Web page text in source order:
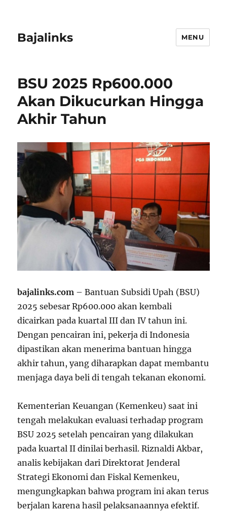
Bajalinks MENU
BSU 2025 Rp600.000
Akan Dikucurkan Hingga
Akhir Tahun
bajalinks.com – Bantuan Subsidi Upah (BSU)
2025 sebesar Rp600.000 akan kembali
dicairkan pada kuartal III dan IV tahun ini.
Dengan pencairan ini, pekerja di Indonesia
dipastikan akan menerima bantuan hingga
akhir tahun, yang diharapkan dapat membantu
menjaga daya beli di tengah tekanan ekonomi.
Kementerian Keuangan (Kemenkeu) saat ini
tengah melakukan evaluasi terhadap program
BSU 2025 setelah pencairan yang dilakukan
pada kuartal II dinilai berhasil. Riznaldi Akbar,
analis kebijakan dari Direktorat Jenderal
Strategi Ekonomi dan Fiskal Kemenkeu,
mengungkapkan bahwa program ini akan terus
berjalan karena hasil pelaksanaannya efektif.